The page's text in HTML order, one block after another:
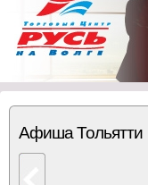
Афиша Тольятти